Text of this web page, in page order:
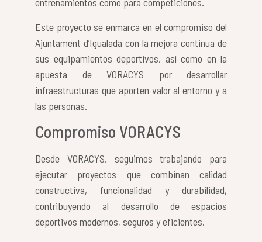
Este proyecto se enmarca en el compromiso del
Ajuntament d’Igualada con la mejora continua de
sus equipamientos deportivos, así como en la
apuesta de VORACYS por desarrollar
infraestructuras que aporten valor al entorno y a
las personas.
Compromiso VORACYS
Desde VORACYS, seguimos trabajando para
ejecutar proyectos que combinan calidad
constructiva, funcionalidad y durabilidad,
contribuyendo al desarrollo de espacios
deportivos modernos, seguros y eficientes.